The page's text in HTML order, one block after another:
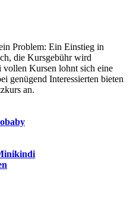
Problem: Ein Einstieg in
die Kursgebühr wird
vollen Kursen lohnt sich eine
genügend Interessierten bieten
an.